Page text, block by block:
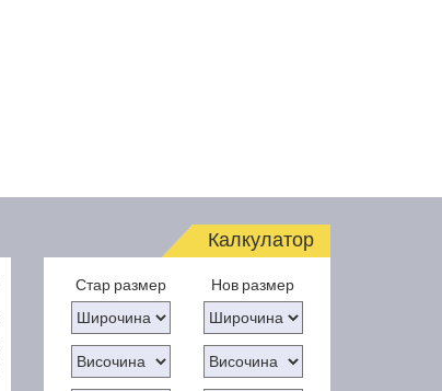
Калкулатор
Стар размер Нов размер